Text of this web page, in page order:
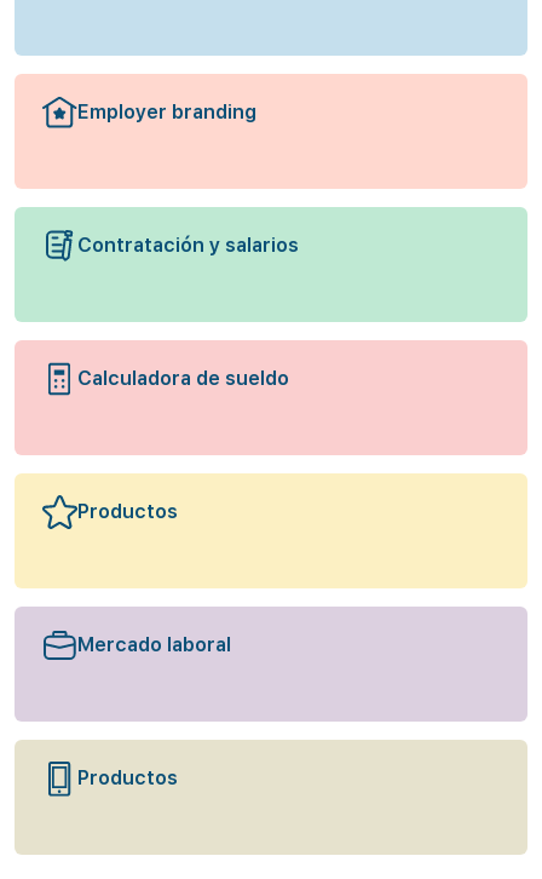
Employer branding
Contratación y salarios
Calculadora de sueldo
Productos
Mercado laboral
Productos